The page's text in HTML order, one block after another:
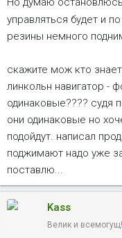
управляться будет и
резины немного
скажите мож кто
линкольн навигатор -
одинаковые???? судя
они одинаковые но
подойдут. написал
поджимают надо уже
поставлю...
Kass
Велик и всемогущ!